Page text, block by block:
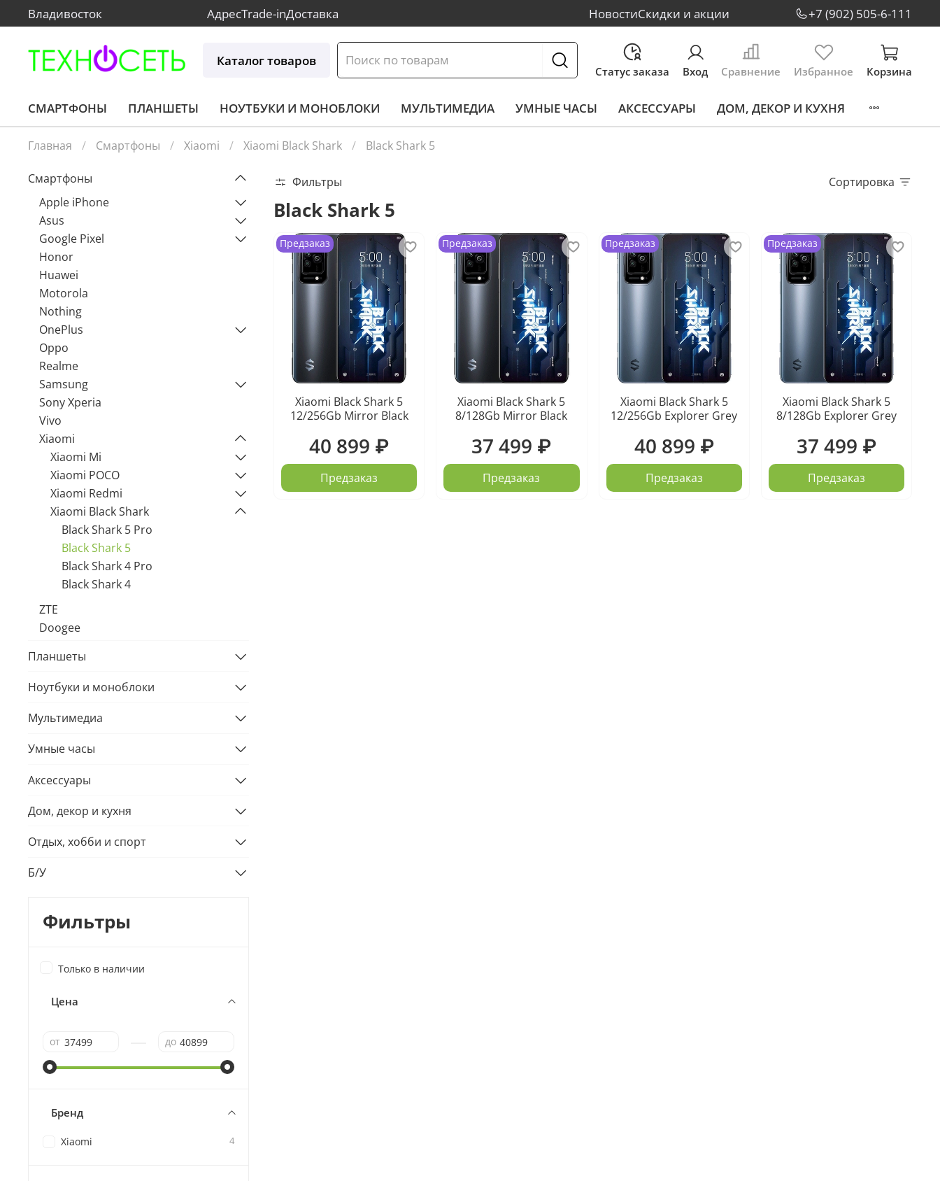
АдресTrade-inДоставка НовостиСкидки и акции
Владивосток +7 (902) 505-6-111
Каталог товаров
Статус заказа Вход Сравнение Избранное Корзина
СМАРТФОНЫ ПЛАНШЕТЫ НОУТБУКИ И МОНОБЛОКИ МУЛЬТИМЕДИА УМНЫЕ ЧАСЫ АКСЕССУАРЫ ДОМ, ДЕКОР И КУХНЯ
Главная Смартфоны Xiaomi Xiaomi Black Shark Black Shark 5
Фильтры Сортировка
Black Shark 5
Предзаказ
Xiaomi Black Shark 5
12/256Gb Mirror Black
40 899 ₽
Предзаказ
Предзаказ
Xiaomi Black Shark 5
8/128Gb Mirror Black
37 499 ₽
Предзаказ
Предзаказ
Xiaomi Black Shark 5
12/256Gb Explorer Grey
40 899 ₽
Предзаказ
Предзаказ
Xiaomi Black Shark 5
8/128Gb Explorer Grey
37 499 ₽
Предзаказ
Смартфоны
Apple iPhone
Asus
Google Pixel
Honor
Huawei
Motorola
Nothing
OnePlus
Oppo
Realme
Samsung
Sony Xperia
Vivo
Xiaomi
Xiaomi Mi
Xiaomi POCO
Xiaomi Redmi
Xiaomi Black Shark
Black Shark 5 Pro
Black Shark 5
Black Shark 4 Pro
Black Shark 4
ZTE
Doogee
Планшеты
Ноутбуки и моноблоки
Мультимедиа
Умные часы
Аксессуары
Дом, декор и кухня
Отдых, хобби и спорт
Б/У
Фильтры
Только в наличии
Цена
от до
Бренд
Xiaomi 4